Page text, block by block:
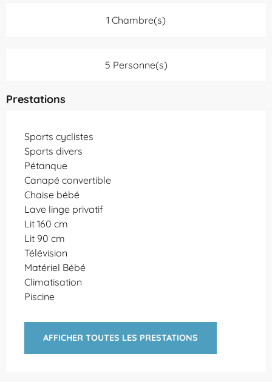
1 Chambre(s)
5 Personne(s)
Prestations
Sports cyclistes
Sports divers
Pétanque
Canapé convertible
Chaise bébé
Lave linge privatif
Lit 160 cm
Lit 90 cm
Télévision
Matériel Bébé
Climatisation
Piscine
AFFICHER TOUTES LES PRESTATIONS